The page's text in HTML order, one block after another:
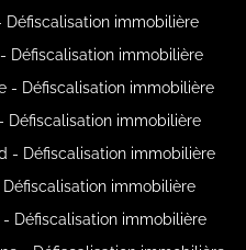
Défiscalisation immobilière
Défiscalisation immobilière
- Défiscalisation immobilière
Défiscalisation immobilière
- Défiscalisation immobilière
immobilière
Défiscalisation immobilière